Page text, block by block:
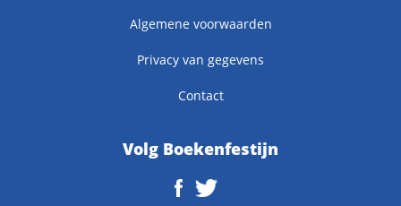
Algemene voorwaarden
Privacy van gegevens
Contact
Volg Boekenfestijn